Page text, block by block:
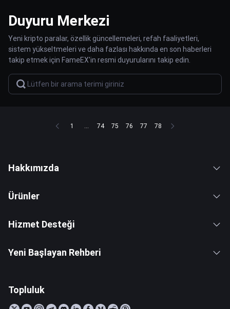
Duyuru Merkezi
Yeni kripto paralar, özellik güncellemeleri, refah faaliyetleri,
sistem yükseltmeleri ve daha fazlası hakkında en son haberleri
takip etmek için FameEX'in resmi duyurularını takip edin.
1 ... 74 75 76 77 78
Hakkımızda
Ürünler
Hizmet Desteği
Yeni Başlayan Rehberi
Topluluk